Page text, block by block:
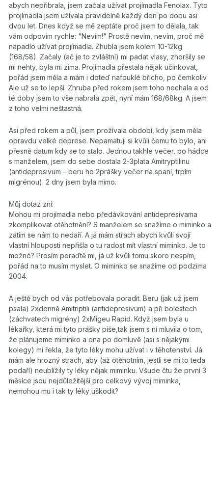
abych nepřibrala, jsem začala užívat projímadla Fenolax. Tyto
projímadla jsem užívala pravidelně každý den po dobu asi
dvou let. Dnes když se mě zeptáte proč jsem to dělala, tak
vám odpovím rychle: "Nevím!" Prostě nevím, nevím, proč mě
napadlo užívat projímadla. Zhubla jsem kolem 10-12kg
(168/58). Začaly (ač je to zvláštní) mi padat vlasy, zhoršily se
mi nehty, byla mi zima. Projímadla přestala nějak učinkovat,
pořád jsem měla a mám i doteď nafouklé břicho, po čemkoliv.
Ale už se to lepší. Zhruba před rokem jsem toho nechala a od
té doby jsem to vše nabrala zpět, nyní mám 168/68kg. A jsem
z toho velmi neštastná.
Asi před rokem a půl, jsem prožívala období, kdy jsem měla
opravdu velké deprese. Nepamatuji si kvůli čemu to bylo, ani
přesně datum kdy se to stalo. Jednou takhle večer, po hádce
s manželem, jsem do sebe dostala 2-3plata Amitryptilinu
(antidepresivum – beru ho 2prášky večer na spaní, trpím
migrénou). 2 dny jsem byla mimo.
Můj dotaz zní:
Mohou mi projímadla nebo předávkování antidepresivama
zkomplikovat otěhotnění? S manželem se snažíme o miminko a
zatím se nám to nedaří. A já mám strach abych kvůli svojí
vlastní hlouposti nepřišla o tu radost mít vlastní miminko. Je to
možné? Prosím poraďtě mi, já už kvůli tomu skoro nespím,
pořád na to musím myslet. O miminko se snažíme od podzima
2004.
A ještě bych od vás potřebovala poradit. Beru (jak už jsem
psala) 2xdenně Amitriptili (antidepresivum) a při bolestech
(záchvatech migrény) 2xMigeu Rapid. Když jsem byla u
lékařky, která mi tyto prášky píše,tak jsem s ní mluvila o tom,
že plánujeme miminko a ona po domluvě (asi s nějakými
kolegy) mi řekla, že tyto léky mohu užívat i v těhotenství. Já
mám ale hrozný strach, aby (až otěhotním, jestli se mi to teda
podaří) neublížily ty léky nějak miminku. Všude čtu že první 3
měsíce jsou nejdůležitější pro celkový vývoj miminka,
nemohou mu i tak ty léky uškodit?